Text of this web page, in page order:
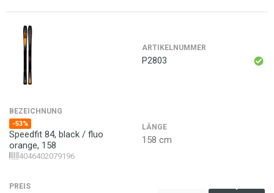
ARTIKELNUMMER
P2803
BEZEICHNUNG
-53%
Speedfit 84, black / fluo
orange, 158
4046402079196
LÄNGE
158 cm
PREIS